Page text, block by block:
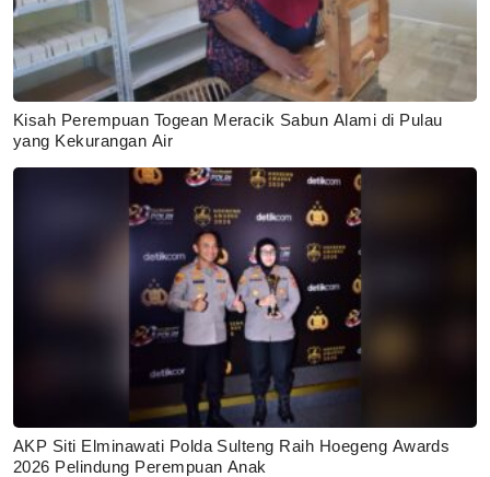
Kisah Perempuan Togean Meracik Sabun Alami di Pulau
yang Kekurangan Air
AKP Siti Elminawati Polda Sulteng Raih Hoegeng Awards
2026 Pelindung Perempuan Anak